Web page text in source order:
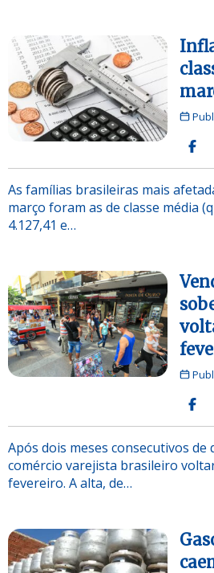
As famílias brasileiras mais
março foram as de classe média
4.127,41 e…
Após dois meses consecutivos de
comércio varejista brasileiro
fevereiro. A alta, de…